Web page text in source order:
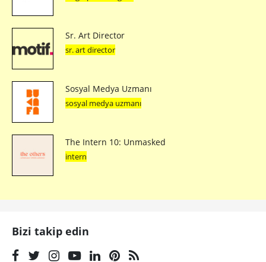
Sr. Art Director
sr. art director
Sosyal Medya Uzmanı
sosyal medya uzmanı
The Intern 10: Unmasked
intern
Bizi takip edin